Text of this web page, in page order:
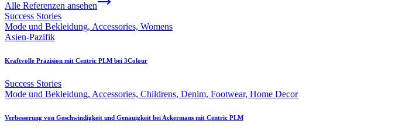
Alle Referenzen ansehen
Success Stories
Mode und Bekleidung, Accessories, Womens
Asien-Pazifik
Kraftvolle Präzision mit Centric PLM bei 3Colour
Success Stories
Mode und Bekleidung, Accessories, Childrens, Denim, Footwear, Home Decor
Verbesserung von Geschwindigkeit und Genauigkeit bei Ackermans mit Centric PLM